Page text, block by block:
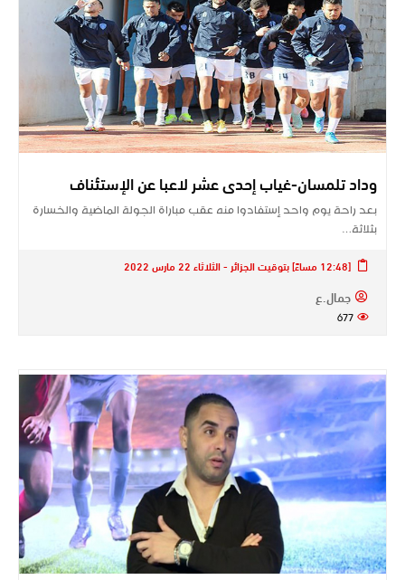
وداد تلمسان-غياب إحدى عشر لاعبا عن الإستئناف
بعد راحة يوم واحد إستفادوا منه عقب مباراة الجولة الماضية والخسارة
بثلاثة…
[12:48 مساءً] بتوقيت الجزائر - الثلاثاء 22 مارس 2022
جمال.ع
677